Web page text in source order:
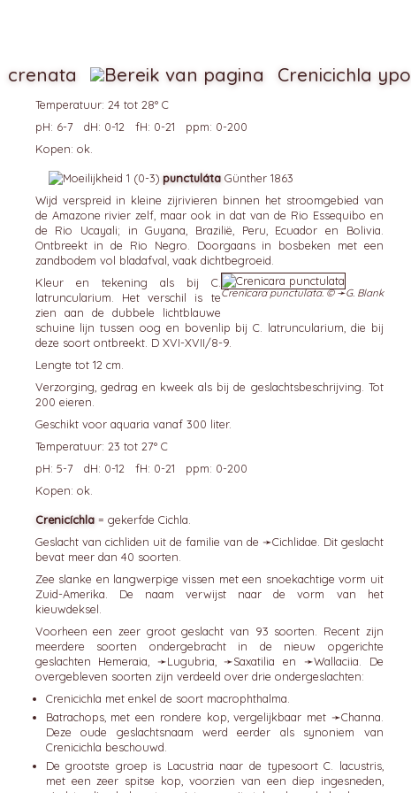
crenata Crenicichla ypo
Temperatuur: 24 tot 28° C
pH: 6-7 dH: 0-12 fH: 0-21 ppm: 0-200
Kopen: ok.
punctulátaGünther 1863
Wijd verspreid in kleine zijrivieren binnen het stroomgebied van
de Amazone rivier zelf, maar ook in dat van de Rio Essequibo en
de Rio Ucayali; in Guyana, Brazilië, Peru, Ecuador en Bolivia.
Ontbreekt in de Rio Negro. Doorgaans in bosbeken met een
zandbodem vol bladafval, vaak dichtbegroeid.
Crenicara punctulata. © ➛G. Blank
Kleur en tekening als bij C.
latruncularium. Het verschil is te
zien aan de dubbele lichtblauwe
schuine lijn tussen oog en bovenlip bij C. latruncularium, die bij
deze soort ontbreekt. D XVI-XVII/8-9.
Lengte tot 12 cm.
Verzorging, gedrag en kweek als bij de geslachtsbeschrijving. Tot
200 eieren.
Geschikt voor aquaria vanaf 300 liter.
Temperatuur: 23 tot 27° C
pH: 5-7 dH: 0-12 fH: 0-21 ppm: 0-200
Kopen: ok.
Crenicíchla = gekerfde Cichla.
Geslacht van cichliden uit de familie van de ➛Cichlidae . Dit geslacht
bevat meer dan 40 soorten.
Zee slanke en langwerpige vissen met een snoekachtige vorm uit
Zuid-Amerika. De naam verwijst naar de vorm van het
kieuwdeksel.
Voorheen een zeer groot geslacht van 93 soorten. Recent zijn
meerdere soorten ondergebracht in de nieuw opgerichte
geslachten Hemeraia, ➛Lugubria , ➛Saxatilia en ➛Wallaciia . De
overgebleven soorten zijn verdeeld over drie ondergeslachten:
Crenicichla met enkel de soort macrophthalma.
Batrachops, met een rondere kop, vergelijkbaar met ➛Channa
Deze oude geslachtsnaam werd eerder als synoniem van
Crenicichla beschouwd.
De grootste groep is Lacustria naar de typesoort C. lacustris,
met een zeer spitse kop, voorzien van een diep ingesneden,